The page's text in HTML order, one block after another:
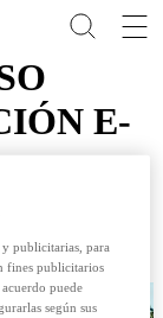
E-
publicitarias, para
fines publicitarios
puede
según sus